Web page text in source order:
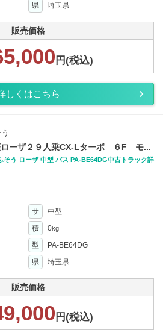
県 埼玉県
販売価格
円(税込)
しくはこちら
ローザ２９人乗CX-Lターボ ６F モ...
そう ローザ 中型 バス PA-BE64DG中古トラック詳
サ
中型
積 0kg
型
PA-BE64DG
県 埼玉県
販売価格
円(税込)